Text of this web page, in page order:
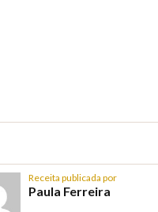
Receita publicada por
Paula Ferreira